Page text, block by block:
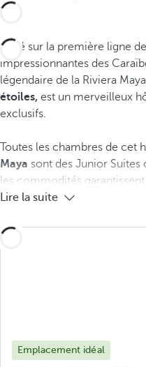
Situé sur la première ligne
impressionnantes des
légendaire de la Riviera
étoiles, est un merveilleux
exclusifs.
Toutes les chambres de cet
Maya sont des Junior Suites
les commodités
Lire la suite
Emplacement idéal